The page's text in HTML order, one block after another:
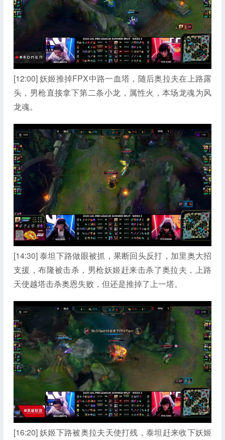
[12:00] 妖姬推掉FPX中路一血塔，随后奥拉夫在上路露
头，男枪直接拿下第二条小龙，属性火，本场龙魂为风
龙魂。
[14:30] 泰坦下路做眼被抓，果断回头反打，加里奥大招
支援，布隆被击杀，男枪妖姬赶来击杀了奥拉夫，上路
天使越塔击杀奥恩失败，但还是推掉了上一塔。
[16:20] 妖姬下路被奥拉夫天使打残，泰坦赶来收下妖姬